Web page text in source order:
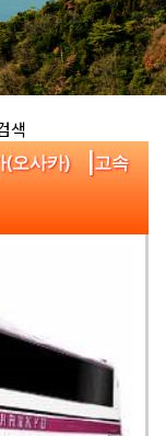
색
(오사카) |고속